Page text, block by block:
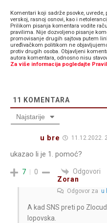
Komentari koji sadrže psovke,
verskoj, rasnoj osnovi, kao i
Prilikom pisanja komentara vodite
pravilima. Nije dozvoljeno pisanje
promovisanje drugih sajtova putem
uređivačkom politikom ne
protiv drugih osoba. Objavljeni
autora komentara, odnosno nisu
Za više informacija pogledajte
11 KOMENTARA
Najstarije
u bre 11.12.2022.
ukazao li je 1. pomoć?
7 0
Odgovori
Zoran
Odgovor za u
A kad SNS preti po
lopovska.